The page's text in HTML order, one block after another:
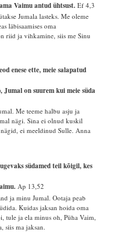
Vaimu antud ühtsust.Ef 4,3
Jumala lasteks. Me oleme
läbisaamises oma
riid ja vihkamine, siis me Sinu
enese ette, meie salapatud
on suurem kui meie süda
Me teeme halbu asju ja
nägi. Sina ei olnud kuskil
ei meeldinud Sulle. Anna
südamed teil kõigil, kes
Ap 13,52
ja minu Jumal. Ootaja peab
Kuidas jaksan hoida oma
tule ja ela minus oh, Püha Vaim,
siis ma jaksan.